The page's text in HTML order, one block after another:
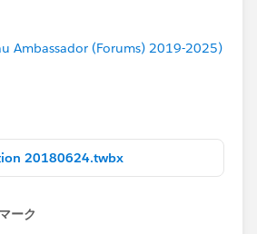
Ambassador (Forums) 2019-2025)
20180624.twbx
ーク